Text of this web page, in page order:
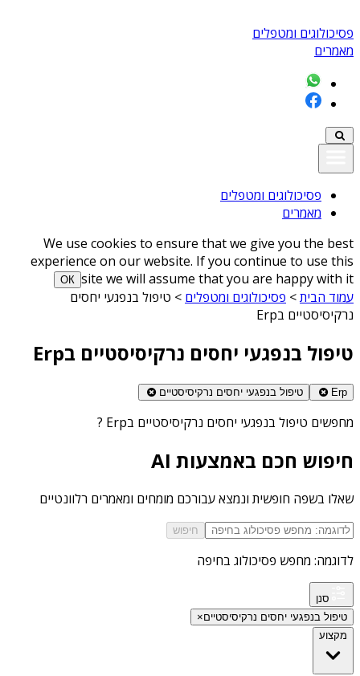
פסיכולוגים ומטפלים
מאמרים
פסיכולוגים ומטפלים
מאמרים
We use cookies to ensure that we give you the best
experience on our website. If you continue to use this
site we will assume that you are happy with it
ОК
עמוד הבית> פסיכולוגים ומטפלים > טיפול בנפגעי יחסים
נרקיסיסטיים בErp
טיפול בנפגעי יחסים נרקיסיסטיים בErp
Erp טיפול בנפגעי יחסים נרקיסיסטיים
מחפשים טיפול בנפגעי יחסים נרקיסיסטיים בErp ?
חיפוש חכם באמצעות AI
שאלו בשפה חופשית ונמצא עבורכם מומחים ומאמרים רלוונטיים
חיפוש
לדוגמה: מחפש פסיכולוג בחיפה
סנן
טיפול בנפגעי יחסים נרקיסיסטיים×
מקצוע